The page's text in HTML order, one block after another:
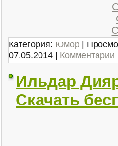
Категория: Юмор |
07.05.2014 | Комментарии
Ильдар
Скачать